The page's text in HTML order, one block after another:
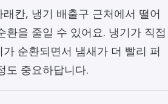
칸, 냉기 배출구 근처에서 떨어
환을 줄일 수 있어요. 냉기가 직접
순환되면서 냄새가 더 빨리 퍼
도 중요하답니다.